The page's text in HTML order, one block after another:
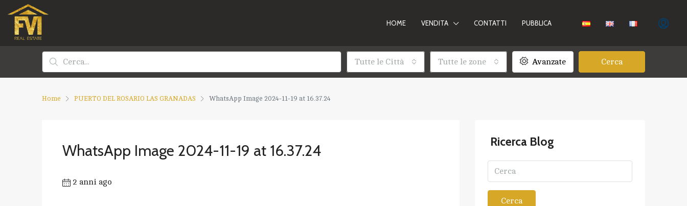
HOME VENDITA CONTATTI PUBBLICA
Tutte le Città Tutte le zone Avanzate Cerca
Home PUERTO DEL ROSARIO LAS GRANADAS WhatsApp Image 2024-11-19 at 16.37.24
WhatsApp Image 2024-11-19 at 16.37.24
2 anni ago
Ricerca Blog
Cerca